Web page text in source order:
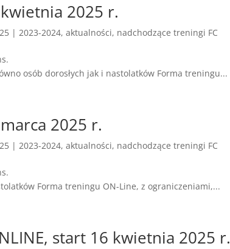
2025 r.
|2023-2024,aktualności, nadchodzące treningi FC
Family Connections.
osób dorosłych jak i nastolatków Forma treningu...
2025 r.
|2023-2024,aktualności, nadchodzące treningi FC
Family Connections.
Forma treningu ON-Line, z ograniczeniami,...
start 16 kwietnia 2025 r.